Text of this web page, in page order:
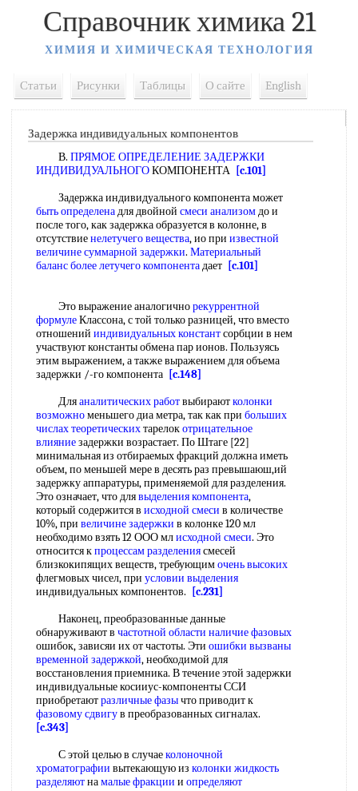
Справочник химика 21
ХИМИЯ И ХИМИЧЕСКАЯ ТЕХНОЛОГИЯ
Статьи Рисунки Таблицы О сайте English
Задержка индивидуальных компонентов
В. ПРЯМОЕ ОПРЕДЕЛЕНИЕ ЗАДЕРЖКИ
ИНДИВИДУАЛЬНОГОКОМПОНЕНТА [c.101]
Задержка индивидуального компонента может
быть определенадля двойной смеси анализомдо и
после того, как задержка образуется в колонне, в
отсутствиенелетучего вещества, ио при известной
величинесуммарной задержки. Материальный
балансболее летучего компонентадает [c.101]
Это выражение аналогичнорекуррентной
формулеКлассона, с той только разницей, что вместо
отношений индивидуальных константсорбции в нем
участвуют константы обмена пар ионов. Пользуясь
этим выражением, а также выражением для объема
задержки /-го компонента [c.148]
Дляаналитических работвыбираютколонки
возможноменьшего диа метра, так как при больших
числах теоретическихтарелокотрицательное
влияниезадержки возрастает. По Штаге [22]
минимальная из отбираемых фракций должна иметь
объем, по меньшей мере в десять раз превышаюш,ий
задержку аппаратуры, применяемой для разделения.
Это означает, что длявыделения компонента,
который содержится в исходной смеси в количестве
10%, при величине задержки в колонке 120 мл
необходимо взять 12 ООО млисходной смеси. Это
относится кпроцессам разделениясмесей
близкокипящих веществ, требующимочень высоких
флегмовых чисел, при условии выделения
индивидуальных компонентов.
[c.231]
Наконец, преобразованные данные
обнаруживают в частотной области наличие фазовых
ошибок, зависяи их от частоты. Эти ошибки вызваны
временной задержкой, необходимой для
восстановления приемника. В течение этой задержки
индивидуальные косииус-компоненты ССИ
приобретаютразличные фазычто приводит к
фазовому сдвигув преобразованных сигналах.
[c.343]
С этой целью в случаеколоночной
хроматографии вытекающую из колонки жидкость
разделяютнамалые фракции и определяют